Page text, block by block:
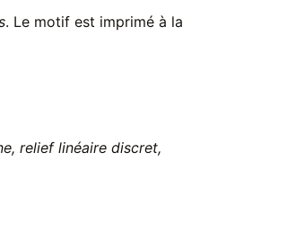
. Le motif est imprimé à la
relief linéaire discret,